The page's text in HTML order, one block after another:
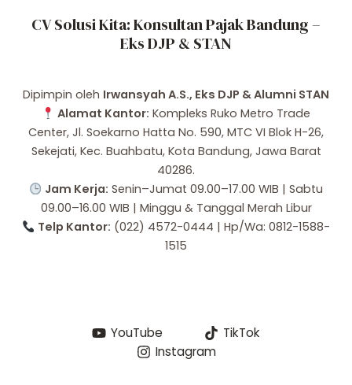
CV Solusi Kita: Konsultan Pajak Bandung –
Eks DJP & STAN
Dipimpin oleh Irwansyah A.S., Eks DJP & Alumni STAN
Alamat Kantor: Kompleks Ruko Metro Trade
Center, Jl. Soekarno Hatta No. 590, MTC VI Blok H-26,
Sekejati, Kec. Buahbatu, Kota Bandung, Jawa Barat
40286.
Jam Kerja: Senin–Jumat 09.00–17.00 WIB | Sabtu
09.00–16.00 WIB | Minggu & Tanggal Merah Libur
Telp Kantor: (022) 4572-0444 | Hp/Wa: 0812-1588-
1515
YouTube
TikTok
Instagram